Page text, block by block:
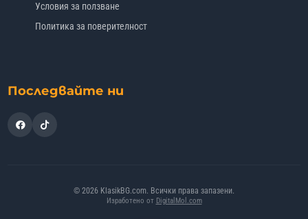
Условия за ползване
Политика за поверителност
Последвайте ни
© 2026 KlasikBG.com. Всички права запазени.
Изработено от DigitalMol.com